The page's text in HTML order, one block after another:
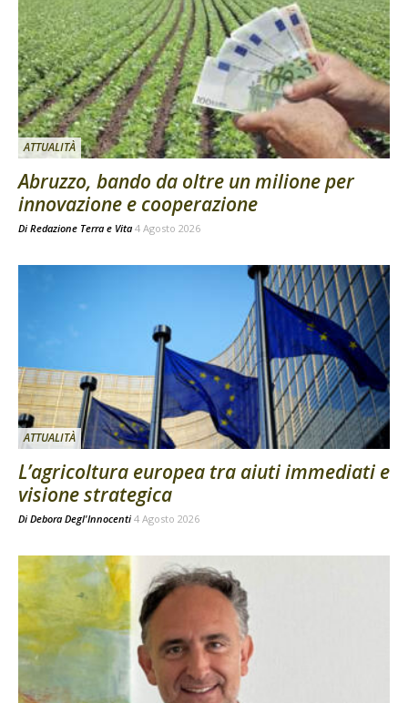
ATTUALITÀ
Abruzzo, bando da oltre un milione per
innovazione e cooperazione
Di Redazione Terra e Vita 4 Agosto 2026
ATTUALITÀ
L’agricoltura europea tra aiuti immediati e
visione strategica
Di Debora Degl'Innocenti 4 Agosto 2026